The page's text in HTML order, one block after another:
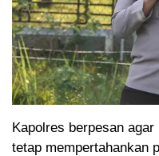
Kapolres berpesan
tetap mempertahankan